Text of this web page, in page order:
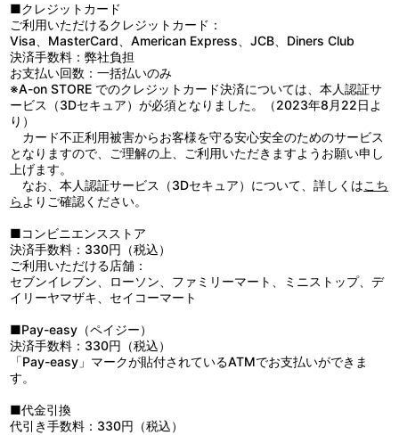
■クレジットカード
ご利用いただけるクレジットカード：
Visa、MasterCard、American Express、JCB、Diners Club
決済手数料：弊社負担
お支払い回数：一括払いのみ
※A-on STORE でのクレジットカード決済については、本人認証サ
ービス（3Dセキュア）が必須となりました。（2023年8月22日よ
り）
カード不正利用被害からお客様を守る安心安全のためのサービス
となりますので、ご理解の上、ご利用いただきますようお願い申し
上げます。
なお、本人認証サービス（3Dセキュア）について、詳しくはこち
らよりご確認ください。
■コンビニエンスストア
決済手数料：330円（税込）
ご利用いただける店舗：
セブンイレブン、ローソン、ファミリーマート、ミニストップ、デ
イリーヤマザキ、セイコーマート
■Pay-easy（ペイジー）
決済手数料：330円（税込）
「Pay-easy」マークが貼付されているATMでお支払いができま
す。
■代金引換
代引き手数料：330円（税込）